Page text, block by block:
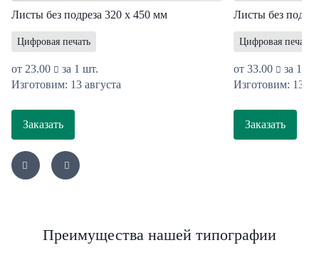
Листы без подреза 320 х 450 мм
Цифровая печать
от 23.00
за 1 шт.
Изготовим: 13 августа
Заказать
Листы без
Цифровая печать
от 33.00
за 1
Изготовим: 13
Заказать
Преимущества нашей типографии